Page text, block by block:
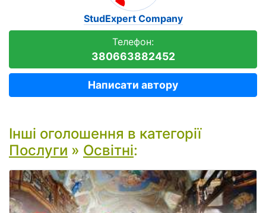
StudExpert Company
Телефон:
380663882452
Написати автору
Інші оголошення в категорії
Послуги » Освітні: